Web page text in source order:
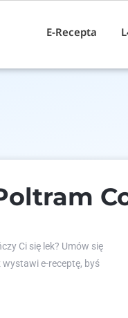
E-Recepta
Ci się lek? Umów się
e-receptę, byś